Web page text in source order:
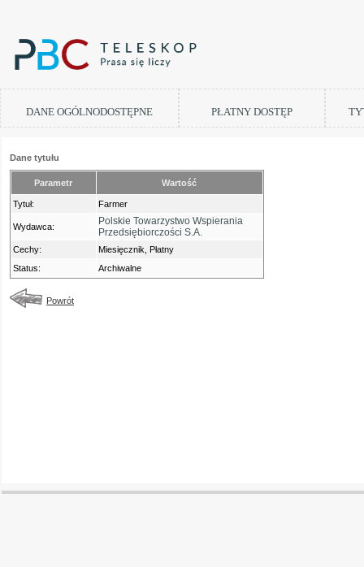
DANE OGÓLNODOSTĘPNE PŁATNY DOSTĘP
Dane tytułu
Parametr Wartość
Tytuł: Farmer
Wydawca:
Polskie Towarzystwo Wspierania
Przedsiębiorczości S.A.
Cechy:
Miesięcznik, Płatny
Status:
Archiwalne
Powrót